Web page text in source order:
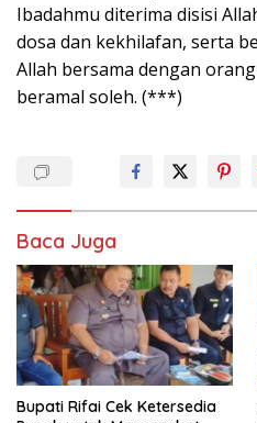
Ibadahmu diterima disisi
dosa dan kekhilafan, serta
Allah bersama dengan
beramal soleh. (***)
Baca Juga
Bupati Rifai Cek Ketersedia